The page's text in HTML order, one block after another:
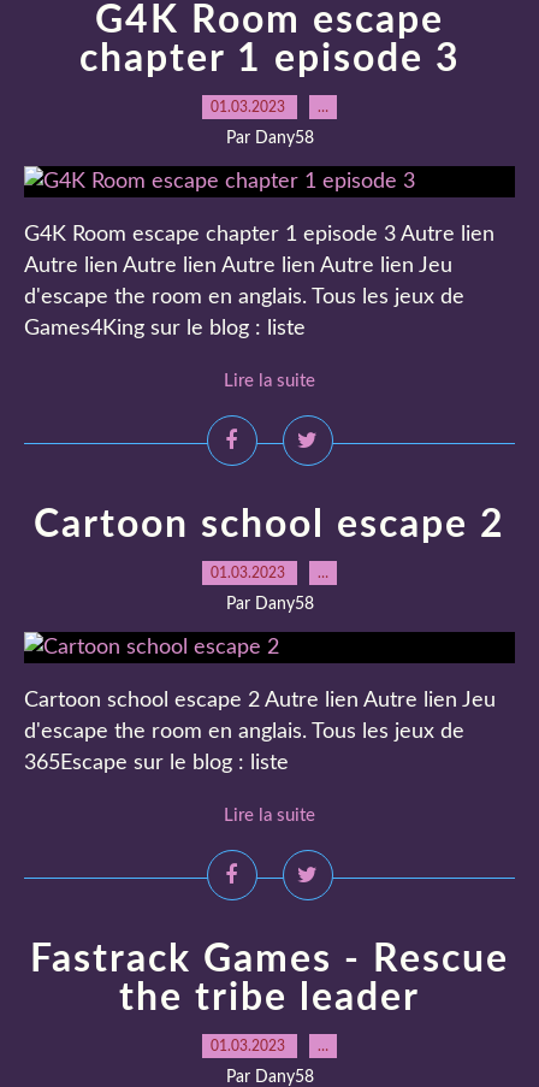
G4K Room escape
chapter 1 episode 3
01.03.2023 …
Par Dany58
G4K Room escape chapter 1 episode 3 Autre lien
Autre lien Autre lien Autre lien Autre lien Jeu
d'escape the room en anglais. Tous les jeux de
Games4King sur le blog : liste
Lire la suite
Cartoon school escape 2
01.03.2023 …
Par Dany58
Cartoon school escape 2 Autre lien Autre lien Jeu
d'escape the room en anglais. Tous les jeux de
365Escape sur le blog : liste
Lire la suite
Fastrack Games - Rescue
the tribe leader
01.03.2023 …
Par Dany58